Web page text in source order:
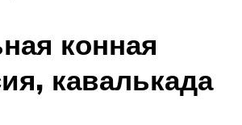
конная
кавалькада